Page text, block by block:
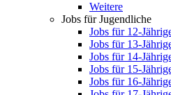
Weitere
Jobs für Jugendliche
Jobs für 12-
Jobs für 13-
Jobs für 14-
Jobs für 15-
Jobs für 16-